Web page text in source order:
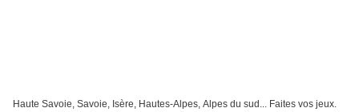
Haute Savoie, Savoie, Isère, Hautes-Alpes, Alpes du sud... Faites vos jeux.